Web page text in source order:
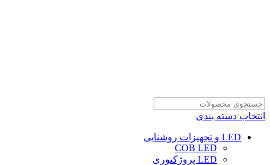
انتخاب دسته بندی
LED و تجهیزات روشنایی
COB LED
LED پروژکتوری